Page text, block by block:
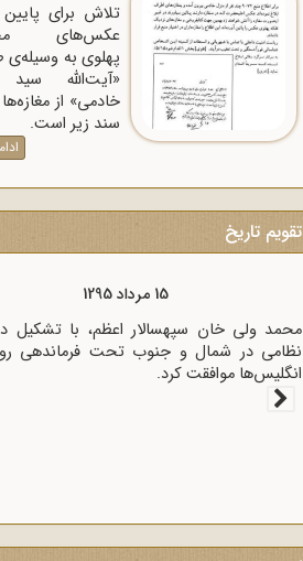
تلاش برای
عکس‌های
پهلوی به وسیله‌ی
«آیت‌الله
خادمی» از
سند زیر است.
تقویم تاریخ
15 مرداد 1320
وزیر خارجه انگلیس آنتونی ایدن حضور
آلمانی در ایران را خطر بزرگی برای لندن دانست.